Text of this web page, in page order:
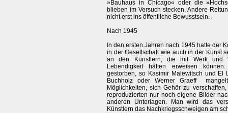
»Bauhaus in Chicago« oder die
blieben im Versuch stecken. Andere
nicht erst ins öffentliche Bewusstsein.
Nach 1945
In den ersten Jahren nach 1945 hatte der
in der Gesellschaft wie auch in der Kunst
an den Künstlern, die mit Werk und
Lebendigkeit hätten erweisen
gestorben, so Kasimir Malewitsch und El
Buchholz oder Werner Graeff
Möglichkeiten, sich Gehör zu
reproduzierten nur noch eigene Bilder
anderen Unterlagen. Man wird das
Künstlern das Nachkriegsschweigen am